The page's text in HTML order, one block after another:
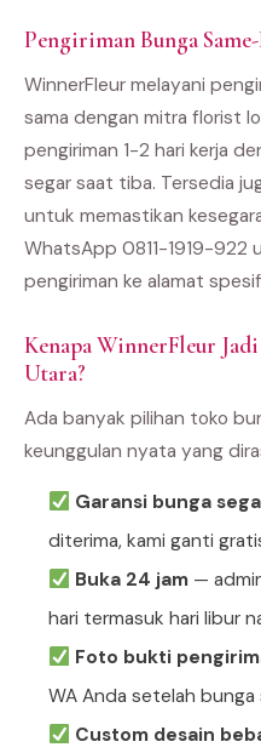
Pengiriman Bunga
WinnerFleur melayani
sama dengan mitra florist
pengiriman 1-2 hari kerja
segar saat tiba. Tersedia
untuk memastikan
WhatsApp 0811-1919-922
pengiriman ke alamat
Kenapa WinnerFleur
Utara?
Ada banyak pilihan toko
keunggulan nyata yang
Garansi bunga
diterima, kami ganti
Buka 24 jam—
hari termasuk hari libur
Foto bukti
WA Anda setelah bunga
Custom desain